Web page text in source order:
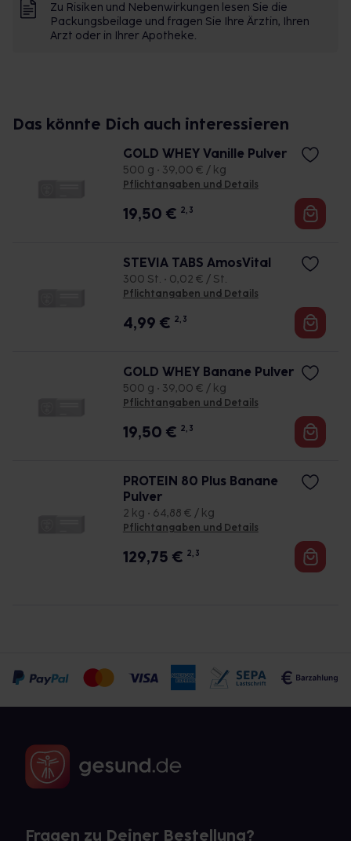
Zu Risiken und Nebenwirkungen lesen Sie die
Packungsbeilage und fragen Sie Ihre Ärztin, Ihren
Arzt oder in Ihrer Apotheke.
Das könnte Dich auch interessieren
GOLD WHEY Vanille Pulver
500 g • 39,00 € / kg
Pflichtangaben und Details
19,50 € 2, 3
STEVIA TABS AmosVital
300 St. • 0,02 € / St.
Pflichtangaben und Details
4,99 € 2, 3
GOLD WHEY Banane Pulver
500 g • 39,00 € / kg
Pflichtangaben und Details
19,50 € 2, 3
PROTEIN 80 Plus Banane
Pulver
2 kg • 64,88 € / kg
Pflichtangaben und Details
129,75 € 2, 3
Fragen zu Deiner Bestellung?